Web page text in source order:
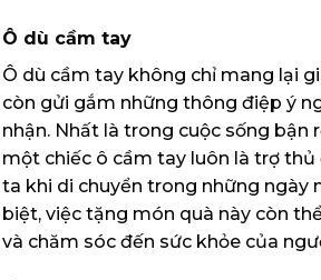
Ô dù cầm tay
Ô dù cầm tay không chỉ mang lại
còn gửi gắm những thông điệp ý
nhận. Nhất là trong cuộc sống bận
một chiếc ô cầm tay luôn là trợ thủ
ta khi di chuyển trong những ngày
biệt, việc tặng món quà này còn
và chăm sóc đến sức khỏe của